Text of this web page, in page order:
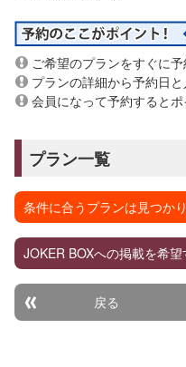
ご希望のプランをすぐに
プランの詳細から予約日
会員になって予約すると
プラン一覧
条件に合うプランは見つか
JOKER BOXへの掲載を希
戻る